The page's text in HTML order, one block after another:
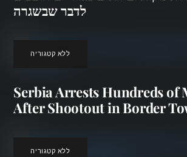
לדבר שבשגרה
ללא קטגוריה
Serbia Arrests Hundreds of
After Shootout in Border
ללא קטגוריה